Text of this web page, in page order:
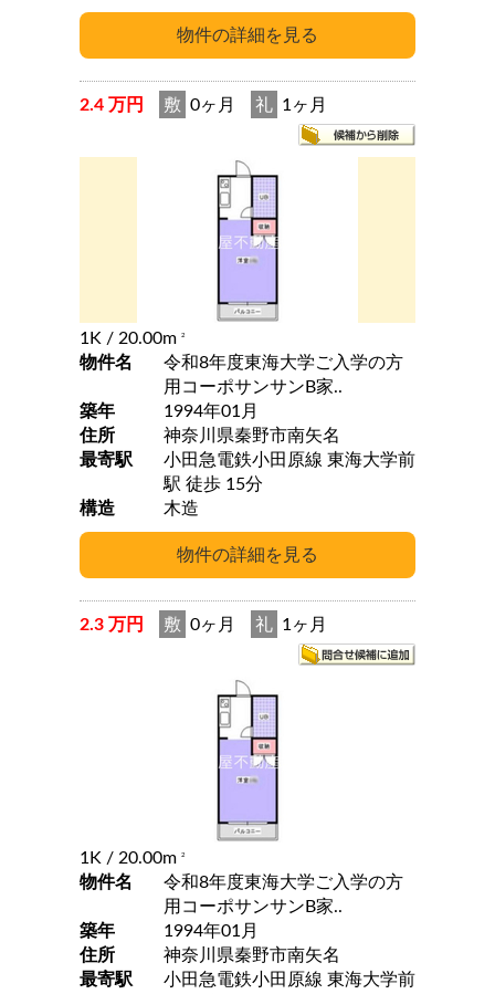
2.4 万円 敷 0ヶ月 礼 1ヶ月
1K / 20.00m 2
物件名
令和8年度東海大学ご入学の方
用コーポサンサンB家..
築年
1994年01月
住所
神奈川県秦野市南矢名
最寄駅
小田急電鉄小田原線 東海大学前
駅 徒歩 15分
構造
木造
2.3 万円 敷 0ヶ月 礼 1ヶ月
1K / 20.00m 2
物件名
令和8年度東海大学ご入学の方
用コーポサンサンB家..
築年
1994年01月
住所
神奈川県秦野市南矢名
最寄駅
小田急電鉄小田原線 東海大学前